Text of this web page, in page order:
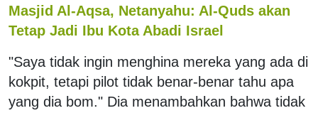
Masjid Al-Aqsa, Netanyahu: Al-Quds akan
Tetap Jadi Ibu Kota Abadi Israel
"Saya tidak ingin menghina mereka yang ada di
kokpit, tetapi pilot tidak benar-benar tahu apa
yang dia bom." Dia menambahkan bahwa tidak